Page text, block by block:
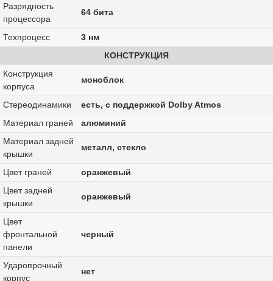
Разрядность
процессора
64 бита
Техпроцесс
3 нм
КОНСТРУКЦИЯ
Конструкция
корпуса
моноблок
Стереодинамики
есть, с поддержкой Dolby Atmos
Материал граней
алюминий
Материал задней
крышки
металл, стекло
Цвет граней
оранжевый
Цвет задней
крышки
оранжевый
Цвет
фронтальной
панели
черный
Ударопрочный
корпус
нет